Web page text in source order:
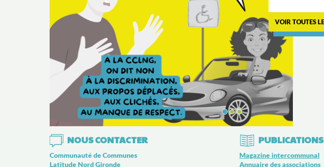
VOIR TOUTES LES ACTUALITÉS
NOUS CONTACTER
Communauté de Communes
Latitude Nord Gironde
PUBLICATIONS
Magazine intercommunal
Annuaire des associations